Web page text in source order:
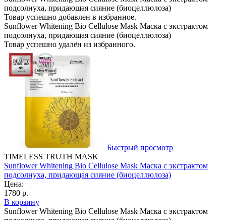
подсолнуха, придающая сияние (биоцеллюлоза)
Товар успешно добавлен в избранное.
Sunflower Whitening Bio Cellulose Mask Маска с экстрактом
подсолнуха, придающая сияние (биоцеллюлоза)
Товар успешно удалён из избранного.
Быстрый просмотр
TIMELESS TRUTH MASK
Sunflower Whitening Bio Cellulose Mask Маска с экстрактом
подсолнуха, придающая сияние (биоцеллюлоза)
Цена:
1780 р.
В корзину
Sunflower Whitening Bio Cellulose Mask Маска с экстрактом